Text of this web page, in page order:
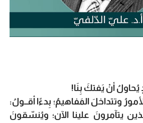
أنْ يَفتكَ بِنَا!
وتتداخلَ المَفاهيمُ؛ بِدءًا أقــولُ:
يتآمرونَ علينا الآن؛ ويُنسّقونَ